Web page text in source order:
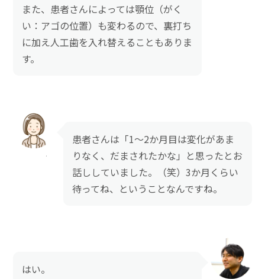
また、患者さんによっては顎位（がく
い：アゴの位置）も変わるので、裏打ち
に加え人工歯を入れ替えることもありま
す。
患者さんは「1～2か月目は変化があま
りなく、だまされたかな」と思ったとお
話ししていました。（笑）3か月くらい
待ってね、ということなんですね。
はい。